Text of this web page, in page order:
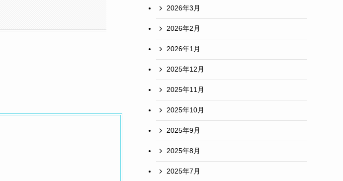
2026年3月
2026年2月
2026年1月
2025年12月
2025年11月
2025年10月
2025年9月
2025年8月
2025年7月